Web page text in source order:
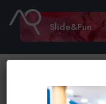
content
Slide&Fun